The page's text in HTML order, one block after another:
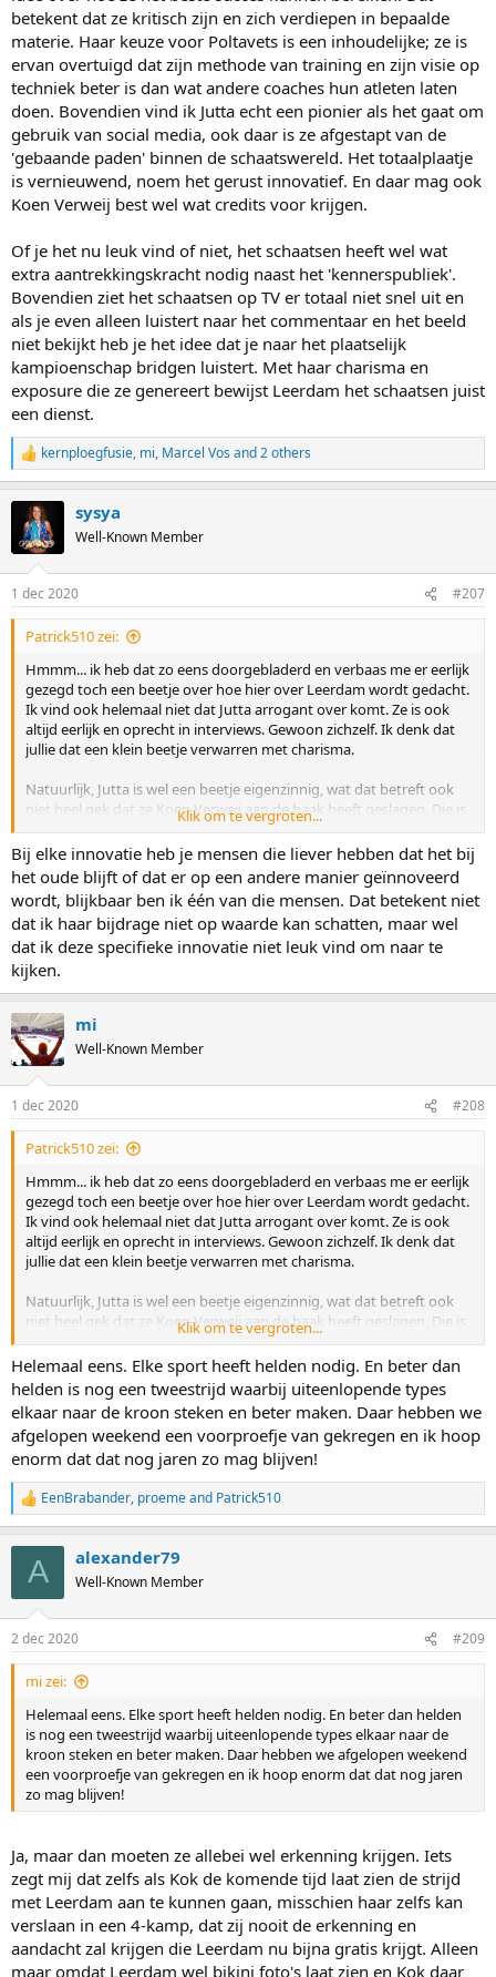
betekent dat ze kritisch zijn en zich verdiepen in bepaalde
materie. Haar keuze voor Poltavets is een inhoudelijke; ze is
ervan overtuigd dat zijn methode van training en zijn visie op
techniek beter is dan wat andere coaches hun atleten laten
doen. Bovendien vind ik Jutta echt een pionier als het gaat om
gebruik van social media, ook daar is ze afgestapt van de
'gebaande paden' binnen de schaatswereld. Het totaalplaatje
is vernieuwend, noem het gerust innovatief. En daar mag ook
Koen Verweij best wel wat credits voor krijgen.
Of je het nu leuk vind of niet, het schaatsen heeft wel wat
extra aantrekkingskracht nodig naast het 'kennerspubliek'.
Bovendien ziet het schaatsen op TV er totaal niet snel uit en
als je even alleen luistert naar het commentaar en het beeld
niet bekijkt heb je het idee dat je naar het plaatselijk
kampioenschap bridgen luistert. Met haar charisma en
exposure die ze genereert bewijst Leerdam het schaatsen juist
een dienst.
R
e
i
s
:
kernploegfusie, mi, Marcel Vos and 2 others
sysya
Well-Known Member
1 dec 2020 #207
Patrick510 zei:
Hmmm... ik heb dat zo eens doorgebladerd en verbaas me er eerlijk
gezegd toch een beetje over hoe hier over Leerdam wordt gedacht.
Ik vind ook helemaal niet dat Jutta arrogant over komt. Ze is ook
altijd eerlijk en oprecht in interviews. Gewoon zichzelf. Ik denk dat
jullie dat een klein beetje verwarren met charisma.
Natuurlijk, Jutta is wel een beetje eigenzinnig, wat dat betreft ook
niet heel gek dat ze Koen Verweij aan de haak heeft geslagen. Die is
minstens net zo eigenzinnig. Van Verweij vind ik het eigenlijk vooral
jammer dat hij na de Olympische spelen steeds de handdoek in de
ring heeft gegooid. Verder is het een olifant in een porseleinkast,
maar dat is voor de schaatswereld toch niet zo slecht?
Ik vind het een positief eigenzinnig koppel. Met een eigen idee over
hoe ze het beste succes kunnen bereiken. Dat betekent dat ze
kritisch zijn en zich verdiepen in bepaalde materie. Haar keuze voor
Poltavets is een inhoudelijke; ze is ervan overtuigd dat zijn methode
van training en zijn visie op techniek beter is dan wat andere
coaches hun atleten laten doen. Bovendien vind ik Jutta echt een
pionier als het gaat om gebruik van social media, ook daar is ze
afgestapt van de 'gebaande paden' binnen de schaatswereld. Het
totaalplaatje is vernieuwend, noem het gerust innovatief. En daar
mag ook Koen Verweij best wel wat credits voor krijgen.
Of je het nu leuk vind of niet, het schaatsen heeft wel wat extra
ziet het schaatsen op TV er totaal niet snel uit en als je even alleen
luistert naar het commentaar en het beeld niet bekijkt heb je het
idee dat je naar het plaatselijk kampioenschap bridgen luistert. Met
haar charisma en exposure die ze genereert bewijst Leerdam het
schaatsen juist een dienst.
Klik om te vergroten...
Bij elke innovatie heb je mensen die liever hebben dat het bij
het oude blijft of dat er op een andere manier geïnnoveerd
wordt, blijkbaar ben ik één van die mensen. Dat betekent niet
dat ik haar bijdrage niet op waarde kan schatten, maar wel
dat ik deze specifieke innovatie niet leuk vind om naar te
kijken.
mi
Well-Known Member
1 dec 2020 #208
Patrick510 zei:
Hmmm... ik heb dat zo eens doorgebladerd en verbaas me er eerlijk
gezegd toch een beetje over hoe hier over Leerdam wordt gedacht.
Ik vind ook helemaal niet dat Jutta arrogant over komt. Ze is ook
altijd eerlijk en oprecht in interviews. Gewoon zichzelf. Ik denk dat
jullie dat een klein beetje verwarren met charisma.
Natuurlijk, Jutta is wel een beetje eigenzinnig, wat dat betreft ook
niet heel gek dat ze Koen Verweij aan de haak heeft geslagen. Die is
minstens net zo eigenzinnig. Van Verweij vind ik het eigenlijk vooral
jammer dat hij na de Olympische spelen steeds de handdoek in de
ring heeft gegooid. Verder is het een olifant in een porseleinkast,
maar dat is voor de schaatswereld toch niet zo slecht?
Ik vind het een positief eigenzinnig koppel. Met een eigen idee over
hoe ze het beste succes kunnen bereiken. Dat betekent dat ze
kritisch zijn en zich verdiepen in bepaalde materie. Haar keuze voor
Poltavets is een inhoudelijke; ze is ervan overtuigd dat zijn methode
van training en zijn visie op techniek beter is dan wat andere
pionier als het gaat om gebruik van social media, ook daar is ze
afgestapt van de 'gebaande paden' binnen de schaatswereld. Het
totaalplaatje is vernieuwend, noem het gerust innovatief. En daar
mag ook Koen Verweij best wel wat credits voor krijgen.
Of je het nu leuk vind of niet, het schaatsen heeft wel wat extra
aantrekkingskracht nodig naast het 'kennerspubliek'. Bovendien
luistert naar het commentaar en het beeld niet bekijkt heb je het
idee dat je naar het plaatselijk kampioenschap bridgen luistert. Met
haar charisma en exposure die ze genereert bewijst Leerdam het
schaatsen juist een dienst.
Klik om te vergroten...
Helemaal eens. Elke sport heeft helden nodig. En beter dan
helden is nog een tweestrijd waarbij uiteenlopende types
elkaar naar de kroon steken en beter maken. Daar hebben we
afgelopen weekend een voorproefje van gekregen en ik hoop
enorm dat dat nog jaren zo mag blijven!
R
e
s
:
EenBrabander, proemeand Patrick510
A alexander79
Well-Known Member
2 dec 2020 #209
mi zei:
Helemaal eens. Elke sport heeft helden nodig. En beter dan helden
is nog een tweestrijd waarbij uiteenlopende types elkaar naar de
kroon steken en beter maken. Daar hebben we afgelopen weekend
een voorproefje van gekregen en ik hoop enorm dat dat nog jaren
zo mag blijven!
Ja, maar dan moeten ze allebei wel erkenning krijgen. Iets
zegt mij dat zelfs als Kok de komende tijd laat zien de strijd
met Leerdam aan te kunnen gaan, misschien haar zelfs kan
verslaan in een 4-kamp, dat zij nooit de erkenning en
aandacht zal krijgen die Leerdam nu bijna gratis krijgt. Alleen
maar omdat Leerdam wel bikini foto's laat zien en Kok daar